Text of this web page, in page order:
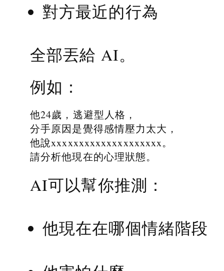
對方最近的行為
全部丟給 AI。
例如：
他24歲，逃避型人格，
分手原因是覺得感情壓力太大，
他說xxxxxxxxxxxxxxxxxxxx。
請分析他現在的心理狀態。
AI可以幫你推測：
他現在在哪個情緒階段